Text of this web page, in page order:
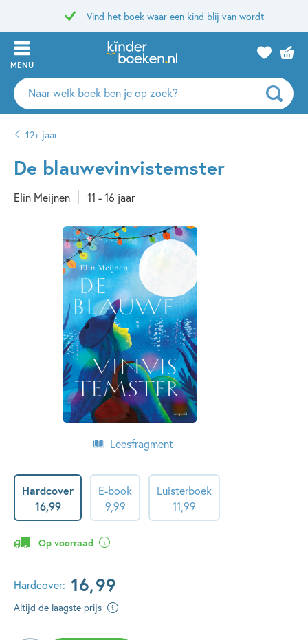
Vind het boek waar een kind blij van wordt
MENU
Zoeken
naar
auteurs
uitgevers
12+ jaar
De blauwevinvistemster
Elin Meijnen 11 - 16 jaar
Leesfragment
Hardcover
16,99
E-book
9,99
Luisterboek
11 99
Op voorraad
Hardcover: 16,99
Altijd de laagste prijs